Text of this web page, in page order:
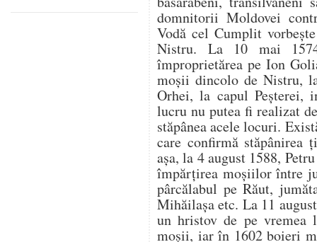
domnitorii Moldovei
Vodă cel Cumplit
Nistru. La 10 mai
împroprietărea pe Ion
moşii dincolo de Nistru,
Orhei, la capul Peşterei,
lucru nu putea fi realizat
stăpânea acele locuri.
care confirmă stăpânirea
aşa, la 4 august 1588,
împărţirea moşiilor între
pârcălabul pe Răut,
Mihăilaşa etc. La 11
un hristov de pe vremea
moşii, iar în 1602 boieri